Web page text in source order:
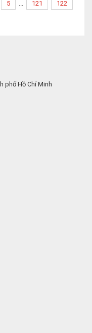
5 121
122
phố Hồ Chí Minh